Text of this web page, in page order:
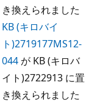
き換えられました
KB (キロバイ
ト)2719177MS12-
044 が KB (キロバ
イト)2722913 に置
き換えられました